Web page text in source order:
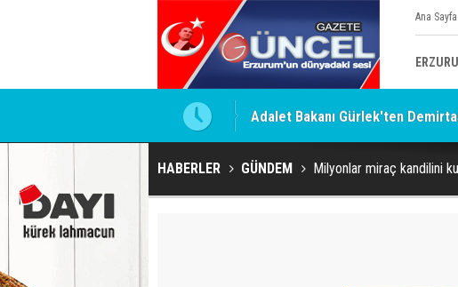
Ana Sayfa
Adalet Bakanı Gürlek'ten
HABERLER GÜNDEM Milyonlar miraç kandilini